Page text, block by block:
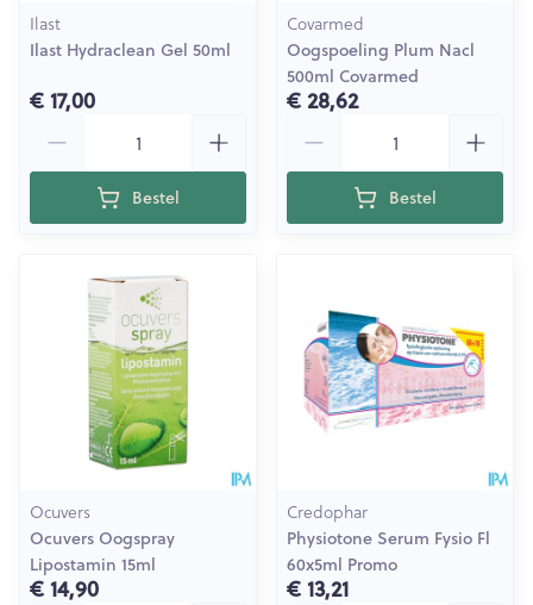
Ilast
Ilast Hydraclean Gel 50ml
€ 17,00
Bestel
Covarmed
Oogspoeling Plum Nacl
500ml Covarmed
€ 28,62
Bestel
Ocuvers
Ocuvers Oogspray
Lipostamin 15ml
€ 14,90
Credophar
Physiotone Serum Fysio Fl
60x5ml Promo
€ 13,21